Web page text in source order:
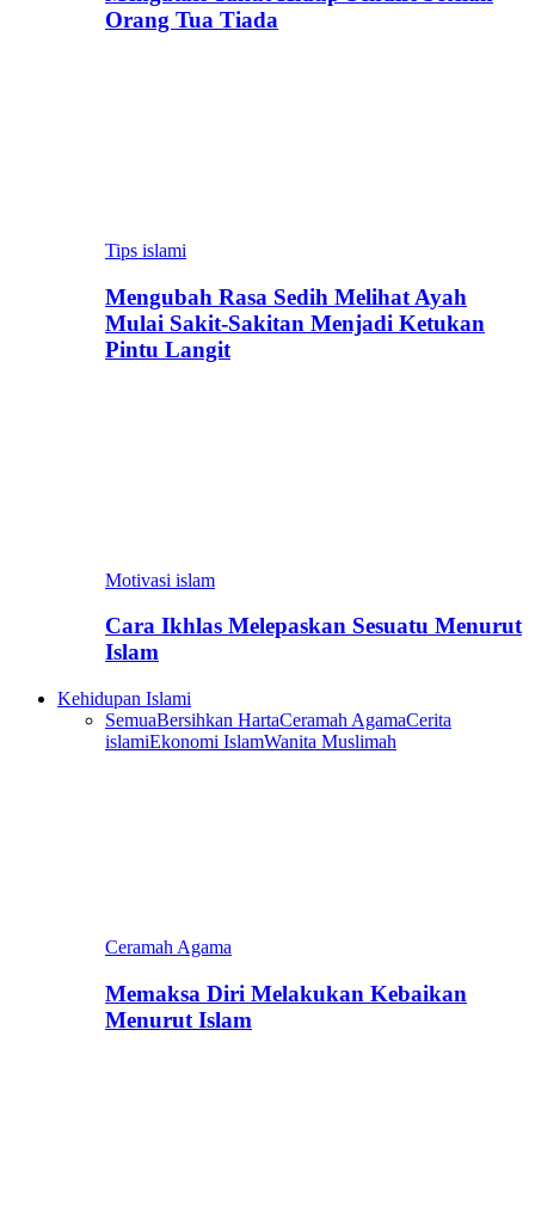
Orang Tua Tiada
Tips islami
Mengubah Rasa Sedih Melihat Ayah
Mulai Sakit-Sakitan Menjadi Ketukan
Pintu Langit
Motivasi islam
Cara Ikhlas Melepaskan Sesuatu Menurut
Islam
Kehidupan Islami
SemuaBersihkan HartaCeramah AgamaCerita
islamiEkonomi IslamWanita Muslimah
Ceramah Agama
Memaksa Diri Melakukan Kebaikan
Menurut Islam